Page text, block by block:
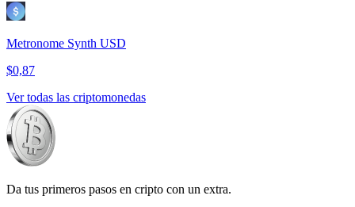
Metronome Synth USD
$0,87
Ver todas las criptomonedas
Da tus primeros pasos en cripto con un extra.